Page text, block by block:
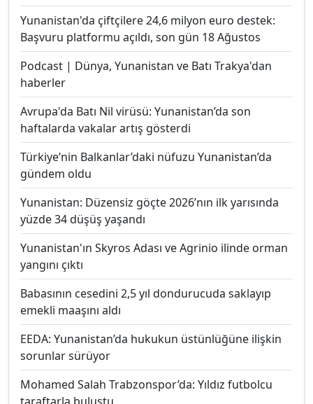
Yunanistan'da çiftçilere 24,6 milyon euro destek:
Başvuru platformu açıldı, son gün 18 Ağustos
Podcast | Dünya, Yunanistan ve Batı Trakya'dan
haberler
Avrupa'da Batı Nil virüsü: Yunanistan’da son
haftalarda vakalar artış gösterdi
Türkiye’nin Balkanlar’daki nüfuzu Yunanistan’da
gündem oldu
Yunanistan: Düzensiz göçte 2026’nın ilk yarısında
yüzde 34 düşüş yaşandı
Yunanistan'ın Skyros Adası ve Agrinio ilinde orman
yangını çıktı
Babasının cesedini 2,5 yıl dondurucuda saklayıp
emekli maaşını aldı
EEDA: Yunanistan’da hukukun üstünlüğüne ilişkin
sorunlar sürüyor
Mohamed Salah Trabzonspor’da: Yıldız futbolcu